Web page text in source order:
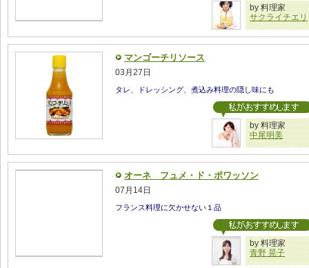
by 料理家
サクライチエリ
マンゴーチリソース
03月27日
タレ、ドレッシング、煮込み料理の隠し味にも
by 料理家
中尾明美
オーネ フュメ・ド・ポワッソン
07月14日
フランス料理に欠かせない１品
by 料理家
青野 晃子